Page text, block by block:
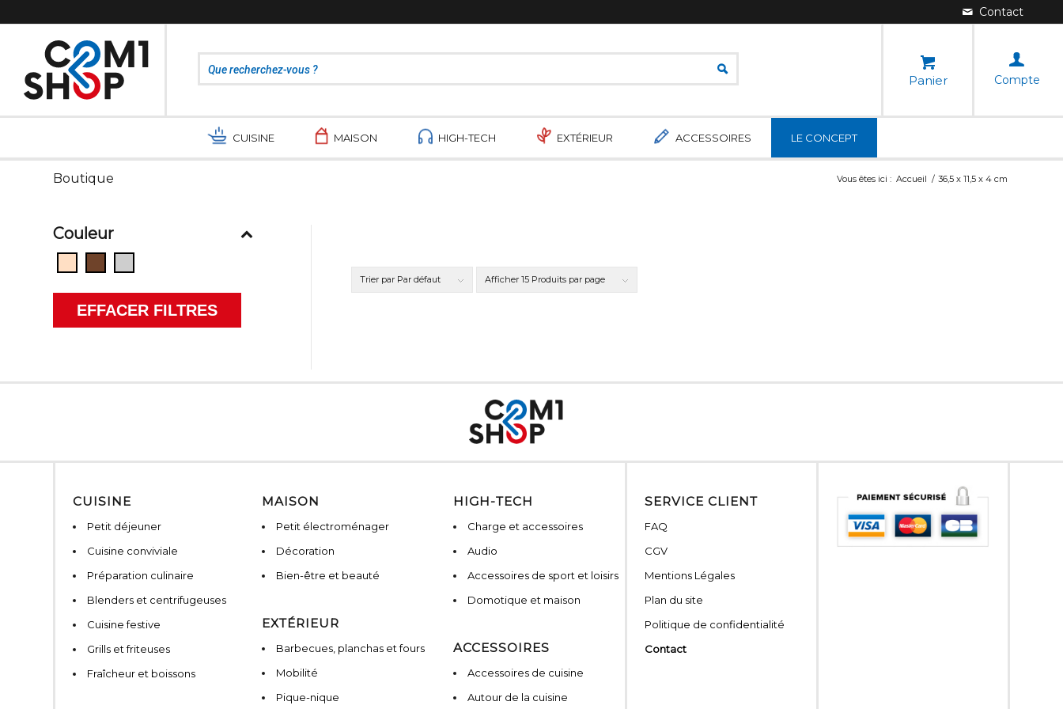
Panier Compte
CUISINE MAISON HIGH-TECH EXTÉRIEUR ACCESSOIRES LE CONCEPT
Boutique Vous êtes ici : Accueil / 36,5 x 11,5 x 4 cm
Trier par Par défaut Afficher 15 Produits par page
Couleur
EFFACER FILTRES
CUISINE
Petit déjeuner
Cuisine conviviale
Préparation culinaire
Blenders et centrifugeuses
Cuisine festive
Grills et friteuses
Fraîcheur et boissons
MAISON
Petit électroménager
Décoration
Bien-être et beauté
EXTÉRIEUR
Barbecues, planchas et fours
Mobilité
Pique-nique
HIGH-TECH
Charge et accessoires
Audio
Accessoires de sport et loisirs
Domotique et maison
ACCESSOIRES
Accessoires de cuisine
Autour de la cuisine
SERVICE CLIENT
FAQ
CGV
Mentions Légales
Plan du site
Politique de confidentialité
Contact